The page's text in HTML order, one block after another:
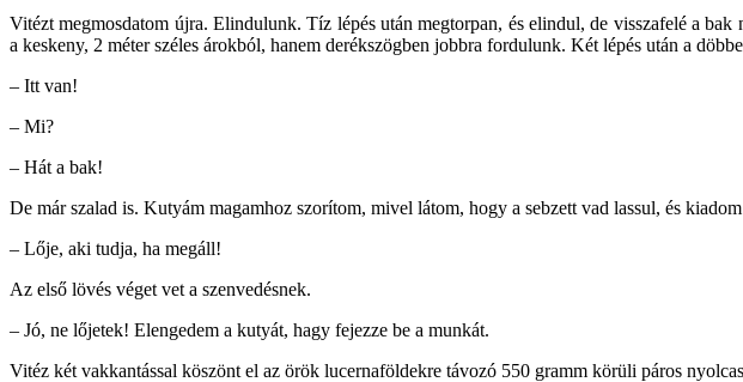
Vitézt megmosdatom újra. Elindulunk. Tíz lépés után megtorpan, és elindul, de visszafelé a
a keskeny, 2 méter széles árokból, hanem derékszögben jobbra fordulunk. Két lépés után a
– Itt van!
– Mi?
– Hát a bak!
De már szalad is. Kutyám magamhoz szorítom, mivel látom, hogy a sebzett vad lassul, és
– Lője, aki tudja, ha megáll!
Az első lövés véget vet a szenvedésnek.
– Jó, ne lőjetek! Elengedem a kutyát, hagy fejezze be a munkát.
Vitéz két vakkantással köszönt el az örök lucernaföldekre távozó 550 gramm körüli páros